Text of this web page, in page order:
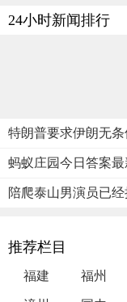
24小时新闻排行
特朗普要求伊朗无
蚂蚁庄园今日答案
陪爬泰山男演员已
推荐栏目
福建 福州